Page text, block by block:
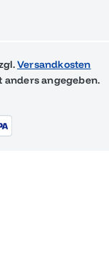
Versandkosten
angegeben.